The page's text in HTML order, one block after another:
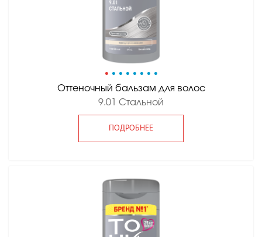
• • • • • • • •
Оттеночный бальзам для волос
9.01 Стальной
ПОДРОБНЕЕ